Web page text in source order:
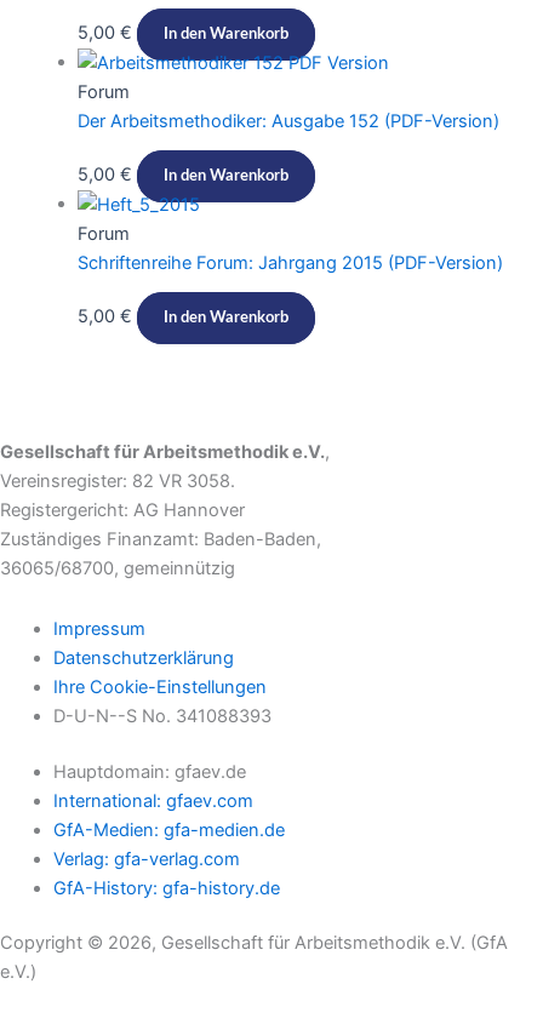
5,00 € In den Warenkorb
Forum
Der Arbeitsmethodiker: Ausgabe 152 (PDF-Version)​
5,00 € In den Warenkorb
Forum
Schriftenreihe Forum: Jahrgang 2015 (PDF-Version)
5,00 € In den Warenkorb
Gesellschaft für Arbeitsmethodik e.V.,
Vereinsregister: 82 VR 3058.
Registergericht: AG Hannover
Zuständiges Finanzamt: Baden-Baden,
36065/68700, gemeinnützig
Impressum
Datenschutzerklärung
Ihre Cookie-Einstellungen
D-U-N--S No. 341088393
Hauptdomain: gfaev.de
International: gfaev.com
GfA-Medien: gfa-medien.de
Verlag: gfa-verlag.com
GfA-History: gfa-history.de
Copyright © 2026, Gesellschaft für Arbeitsmethodik e.V. (GfA
e.V.)